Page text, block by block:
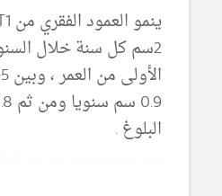
2سم كل سنة خلال
البلوغ .